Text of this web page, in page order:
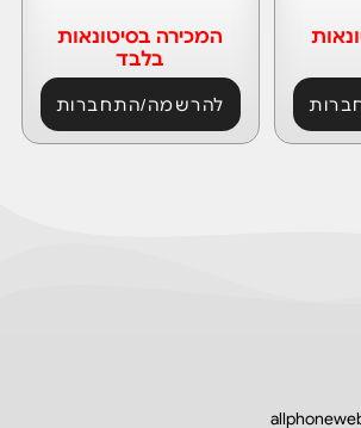
המכירה בסיטונאות
בלבד
להרשמה/התחברות